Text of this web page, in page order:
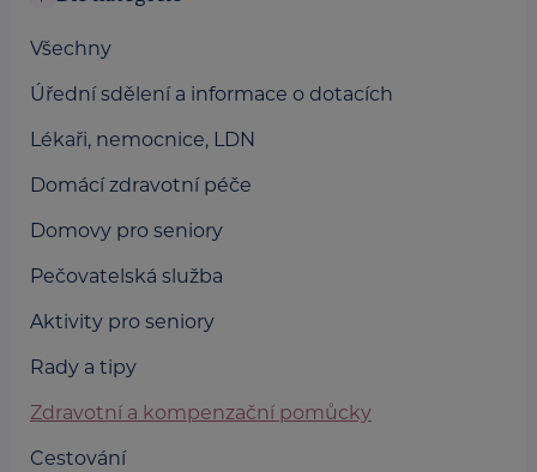
Všechny
Úřední sdělení a informace o dotacích
Lékaři, nemocnice, LDN
Domácí zdravotní péče
Domovy pro seniory
Pečovatelská služba
Aktivity pro seniory
Rady a tipy
Zdravotní a kompenzační pomůcky
Cestování